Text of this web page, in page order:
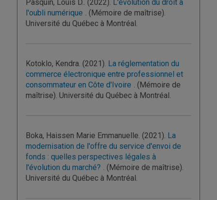
Pasquin, Louis D.. (2022). L'évolution du droit à
l'oubli numérique . (Mémoire de maîtrise).
Université du Québec à Montréal.
Kotoklo, Kendra. (2021). La réglementation du
commerce électronique entre professionnel et
consommateur en Côte d'Ivoire . (Mémoire de
maîtrise). Université du Québec à Montréal.
Boka, Haissen Marie Emmanuelle. (2021). La
modernisation de l'offre du service d'envoi de
fonds : quelles perspectives légales à
l'évolution du marché? . (Mémoire de maîtrise).
Université du Québec à Montréal.